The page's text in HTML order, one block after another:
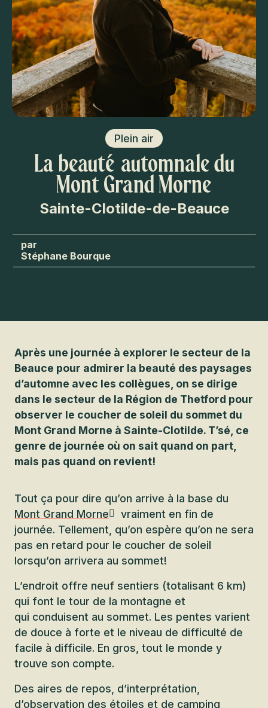
Plein air
La beauté automnale du
Mont Grand Morne
Sainte-Clotilde-de-Beauce
Stéphane Bourque
Après une journée à explorer le secteur de la
Beauce pour admirer la beauté des paysages
d’automne avec les collègues, on se dirige
dans le secteur de la Région de Thetford pour
observer le coucher de soleil du sommet du
Mont Grand Morne à Sainte-Clotilde. T’sé, ce
genre de journée où on sait quand on part,
mais pas quand on revient!
Tout ça pour dire qu’on arrive à la base du
Mont Grand Morne
vraiment en fin de
journée. Tellement, qu’on espère qu’on ne sera
pas en retard pour le coucher de soleil
lorsqu’on arrivera au sommet!
L’endroit offre neuf sentiers (totalisant 6 km)
qui font le tour de la montagne et
qui conduisent au sommet. Les pentes varient
de douce à forte et le niveau de difficulté de
facile à difficile. En gros, tout le monde y
trouve son compte.
Des aires de repos, d’interprétation,
d’observation des étoiles et de camping